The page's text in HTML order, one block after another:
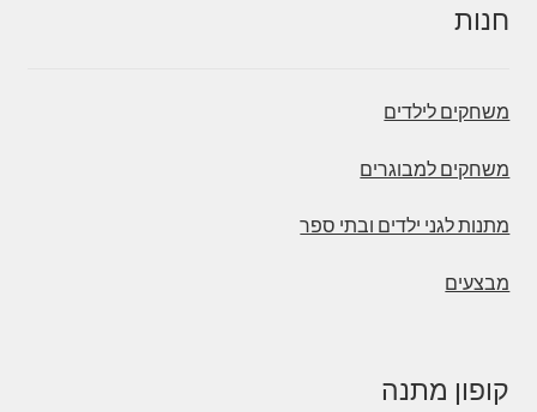
חנות
משחקים לילדים
משחקים למבוגרים
מתנות לגני ילדים ובתי ספר
מבצעים
קופון מתנה